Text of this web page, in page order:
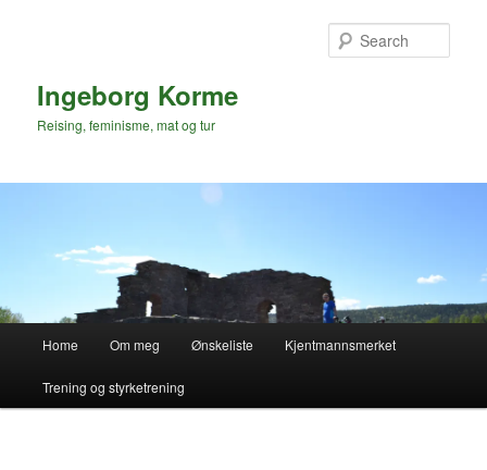
Ingeborg Korme
Reising, feminisme, mat og tur
Home Om meg Ønskeliste Kjentmannsmerket
Trening og styrketrening